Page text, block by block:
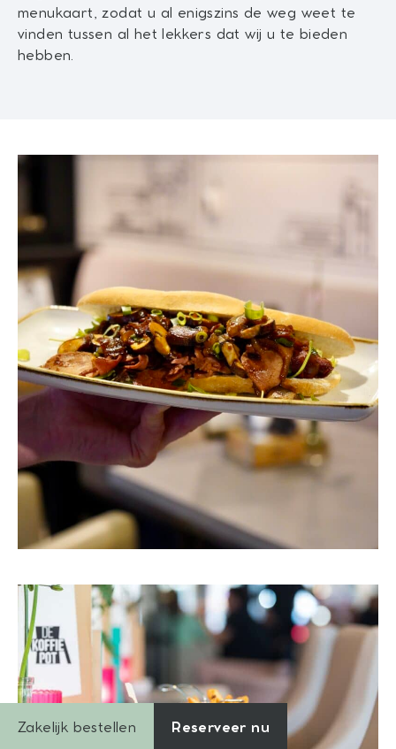
menukaart, zodat u al enigszins de weg weet te
vinden tussen al het lekkers dat wij u te bieden
hebben.
Zakelijk bestellen Reserveer nu